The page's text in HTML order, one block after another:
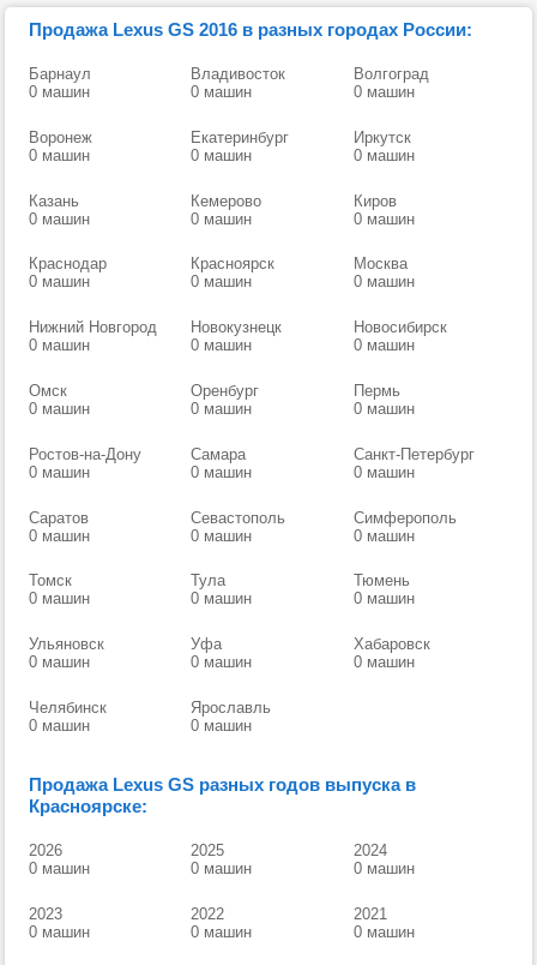
Продажа Lexus GS 2016 в разных городах России:
Барнаул
0 машин
Владивосток
0 машин
Волгоград
0 машин
Воронеж
0 машин
Екатеринбург
0 машин
Иркутск
0 машин
Казань
0 машин
Кемерово
0 машин
Киров
0 машин
Краснодар
0 машин
Красноярск
0 машин
Москва
0 машин
Нижний Новгород
0 машин
Новокузнецк
0 машин
Новосибирск
0 машин
Омск
0 машин
Оренбург
0 машин
Пермь
0 машин
Ростов-на-Дону
0 машин
Самара
0 машин
Санкт-Петербург
0 машин
Саратов
0 машин
Севастополь
0 машин
Симферополь
0 машин
Томск
0 машин
Тула
0 машин
Тюмень
0 машин
Ульяновск
0 машин
Уфа
0 машин
Хабаровск
0 машин
Челябинск
0 машин
Ярославль
0 машин
Продажа Lexus GS разных годов выпуска в
Красноярске:
2026
0 машин
2025
0 машин
2024
0 машин
2023
0 машин
2022
0 машин
2021
0 машин